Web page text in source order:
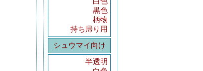
黒色
柄物
持ち帰り用
シュウマイ向け
半透明